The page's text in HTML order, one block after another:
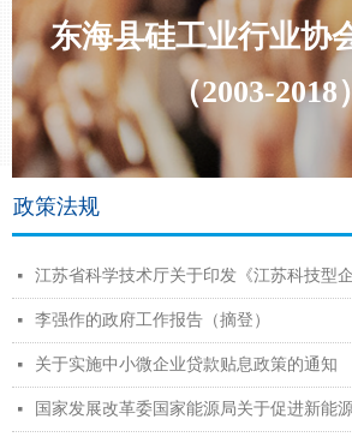
넷
넷 李强作的政府工作报告（摘登）
넷 关于实施中小微企业贷款贴息政策的通知
넷
政策法规
东海县硅工业行业协
（2003-2018